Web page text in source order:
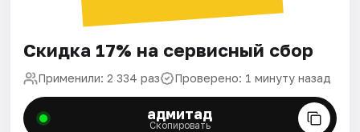
Скидка 17% на сервисный сбор
Применили: 2 334 раз Проверено: 1 минуту назад
адмитад
Скопировать